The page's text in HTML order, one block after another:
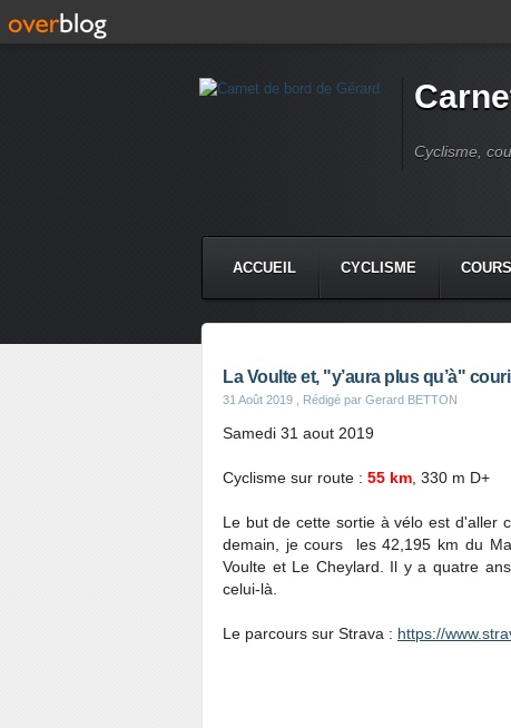
Cyclisme,
ACCUEIL CYCLISME
La Voulte et, "y’aura plus qu’à"
31 Août 2019 , Rédigé par Gerard BETTON
Samedi 31 aout 2019
Cyclisme sur route : 55 km , 330 m D+
Le but de cette sortie à vélo est d'aller
demain, je cours les 42,195 km du
Voulte et Le Cheylard. Il y a quatre
celui-là.
Le parcours sur Strava : https://